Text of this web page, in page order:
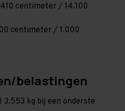
centimeter / 14.100
centimeter / 1.000
belastingen
3.553 kg bij een onderste